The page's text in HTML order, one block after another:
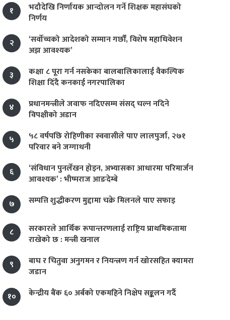
१
भदौदेखि निर्णायक आन्दोलन गर्ने शिक्षक महासंघको
निर्णय
२
‘सर्वोच्चको आदेशको सम्मान गर्छौं, विशेष महाधिवेशन
अझ आवश्यक’
३
कक्षा ८ पूरा गर्न नसकेका बालबालिकालाई वैकल्पिक
शिक्षा दिँदै कनकाई नगरपालिका
४
प्रधानमन्त्रीले जवाफ नदिएसम्म संसद् चल्न नदिने
विपक्षीको अडान
५
५८ वर्षपछि रोहिणीका स्ववासीले पाए लालपुर्जा, २७१
परिवार बने जग्गाधनी
६
‘संविधान पुनर्लेखन होइन, अभ्यासका आधारमा परिमार्जन
आवश्यक’ : भीष्मराज आङदेम्बे
७
सम्पत्ति शुद्धीकरण मुद्दामा चक्रे मिलनले पाए सफाइ
८
सरकारले आर्थिक रूपान्तरणलाई राष्ट्रिय प्राथमिकतामा
राखेको छ : मन्त्री खनाल
९
बाघ र चितुवा अनुगमन र नियन्त्रण गर्न खोरसहित क्यामरा
जडान
१०
केन्द्रीय बैंक ६० अर्बको एकमहिने निक्षेप सङ्कलन गर्दै